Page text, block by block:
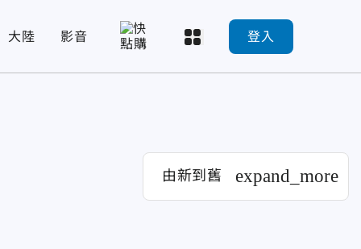
大陸 影音 登入
由新到舊 expand_more